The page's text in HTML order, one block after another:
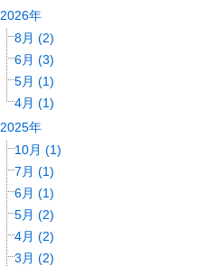
2026年
8月 (2)
6月 (3)
5月 (1)
4月 (1)
2025年
10月 (1)
7月 (1)
6月 (1)
5月 (2)
4月 (2)
3月 (2)